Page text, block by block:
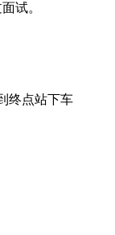
试。
终点站下车